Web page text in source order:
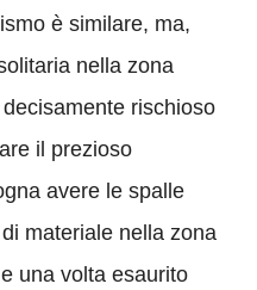
è similare, ma,
nella zona
rischioso
il prezioso
avere le spalle
materiale nella zona
una volta esaurito